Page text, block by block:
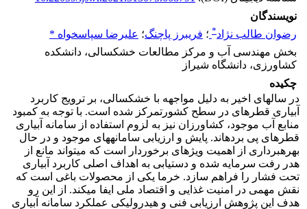
نویسندگان
رضوان طالب نژاد* ؛ فریبرز پاچنگ؛ علیرضا سپاسخواه *
بخش مهندسی آب و مرکز مطالعات خشکسالی، دانشکده
کشاورزی، دانشگاه شیراز
چکیده
در سال­های اخیر به دلیل مواجهه با خشکسالی، بر ترویج کاربرد
آبیاری قطره­ای در سطح کشورتمرکز شده است. با توجه به کمبود
منابع آب موجود، کشاورزان نیز به لزوم استفاده از سامانه آبیاری
قطره­ای پی برده­اند. پایش و ارزیابی سامانه­های موجود و در حال
بهره­برداری از اهمیت ویژه­ای برخوردار است که می­تواند مانع از
هدر رفت سرمایه شده و دستیابی به اهداف اصلی کاربرد آبیاری
تحت فشار را فراهم سازد. ﺧﺮﻣﺎ ﯾﮑﯽ از ﻣﺤﺼﻮﻻت ﺑﺎﻏﯽ اﺳﺖ ﮐﻪ
ﻧﻘﺶ ﻣﻬﻤﯽ در اﻣﻨﯿﺖ ﻏﺬاﯾﯽ و اقتصاد ملی ایفا می­کند. از این رو
هدف این پژوهش ارزیابی فنی و هیدرولیکی عملکرد سامانه آبیاری